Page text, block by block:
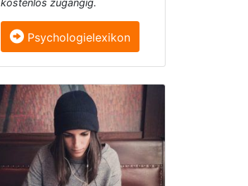
kostenlos zugängig.
Psychologielexikon